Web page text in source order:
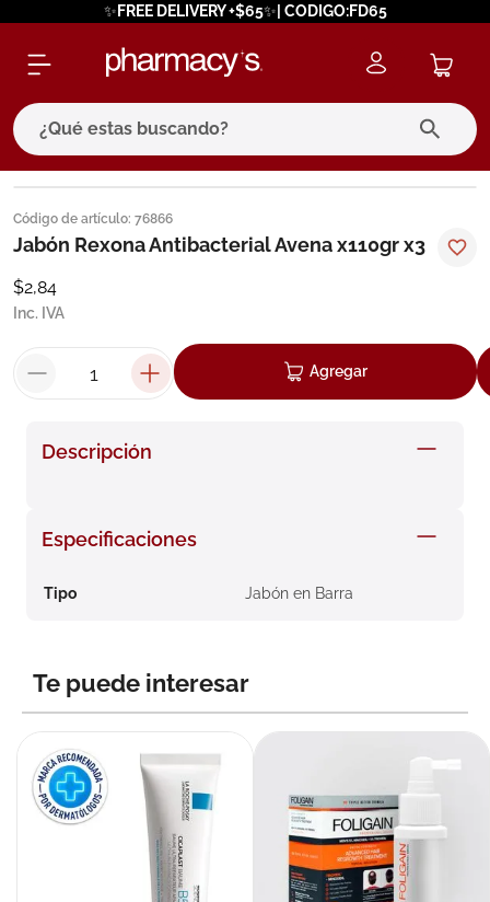
✨FREE DELIVERY +$65✨| CODIGO:FD65
¿Qué estas buscando?
Código de artículo: 76866
Jabón Rexona Antibacterial Avena x110gr x3
$2,84
Inc. IVA
Agregar
Descripción
Especificaciones
Tipo Jabón en Barra
Te puede interesar
términos más buscados
1. eucerin
2
3.
5. cerave
9. nivea
10.pañales